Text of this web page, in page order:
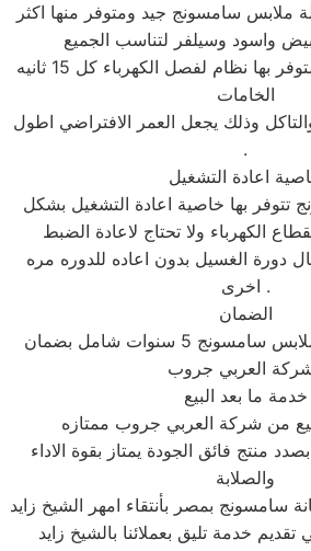
ملابس سامسونج جيد ومتوفر منها اكثر
الخامات
وذلك يجعل العمر الافتراضي اطول
.
اعادة التشغيل
تتوفر بها خاصية اعادة التشغيل بشكل
الكهرباء ولا تحتاج لاعادة الضبط
دورة الغسيل بدون اعاده للدوره مره
اخرى .
الضمان
فترة الضمان غسالة ملابس سامسونج 5 سنوات شامل بضمان
خدمة ما بعد البيع
منتج فائق الجودة يمتاز بقوة الاداء
والصلابة
سامسونج بمصر بأنتقاء امهر الشيخ زايد